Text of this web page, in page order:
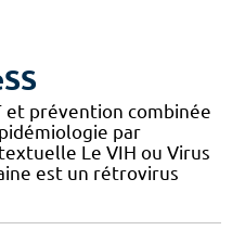
et prévention combinée
par
Le VIH ou Virus
est un rétrovirus